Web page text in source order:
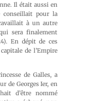
Il était aussi en
conseillait pour la
à un autre
sera finalement
En dépit de ces
de l’Empire
de Galles, a
de Georges Ier, en
d’être nommé